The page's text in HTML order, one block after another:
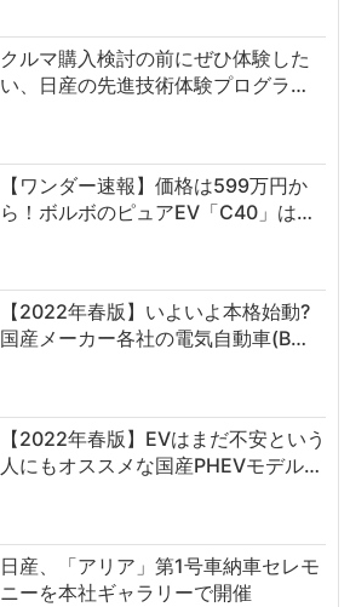
クルマ購入検討の前にぜひ体験した
い、日産の先進技術体験プログラ…
【ワンダー速報】価格は599万円か
ら！ボルボのピュアEV「C40」は…
【2022年春版】いよいよ本格始動?
国産メーカー各社の電気自動車(B…
【2022年春版】EVはまだ不安という
人にもオススメな国産PHEVモデル…
日産、「アリア」第1号車納車セレモ
ニーを本社ギャラリーで開催